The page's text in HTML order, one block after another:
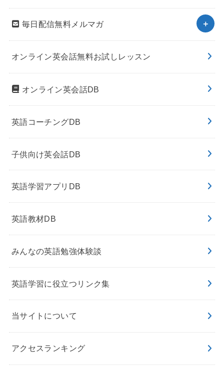
毎日配信無料メルマガ
オンライン英会話無料お試しレッスン
オンライン英会話DB
英語コーチングDB
子供向け英会話DB
英語学習アプリDB
英語教材DB
みんなの英語勉強体験談
英語学習に役立つリンク集
当サイトについて
アクセスランキング